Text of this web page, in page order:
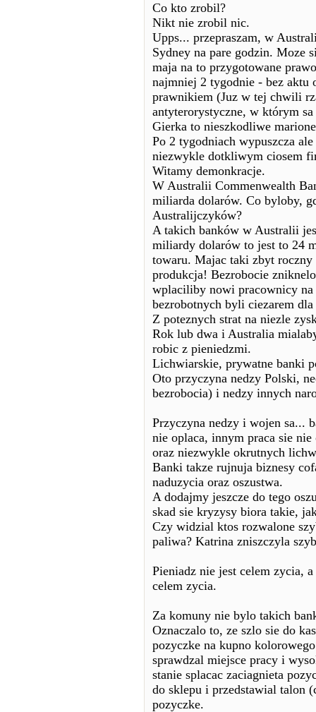
Co kto zrobil?
Nikt nie zrobil nic.
Upps... przepraszam, w
Sydney na pare godzin. Moze
maja na to przygotowane
najmniej 2 tygodnie - bez aktu
prawnikiem (Juz w tej chwili
antyterorystyczne, w którym
Gierka to nieszkodliwe
Po 2 tygodniach wypuszcza
niezwykle dotkliwym ciosem
Witamy demonkracje.
W Australii Commenwealth
miliarda dolarów. Co byloby,
Australijczyków?
A takich banków w Australii
miliardy dolarów to jest to 24
towaru. Majac taki zbyt roczny
produkcja! Bezrobocie
wplaciliby nowi pracownicy na
bezrobotnych byli ciezarem
Z poteznych strat na niezle
Rok lub dwa i Australia
robic z pieniedzmi.
Lichwiarskie, prywatne banki
Oto przyczyna nedzy Polski,
bezrobocia) i nedzy innych
Przyczyna nedzy i wojen sa...
nie oplaca, innym praca sie
oraz niezwykle okrutnych
Banki takze rujnuja biznesy
naduzycia oraz oszustwa.
A dodajmy jeszcze do tego
skad sie kryzysy biora takie,
Czy widzial ktos rozwalone
paliwa? Katrina zniszczyla
Pieniadz nie jest celem zycia,
celem zycia.
Za komuny nie bylo takich
Oznaczalo to, ze szlo sie do
pozyczke na kupno
sprawdzal miejsce pracy i
stanie splacac zaciagnieta
do sklepu i przedstawial talon
pozyczke.